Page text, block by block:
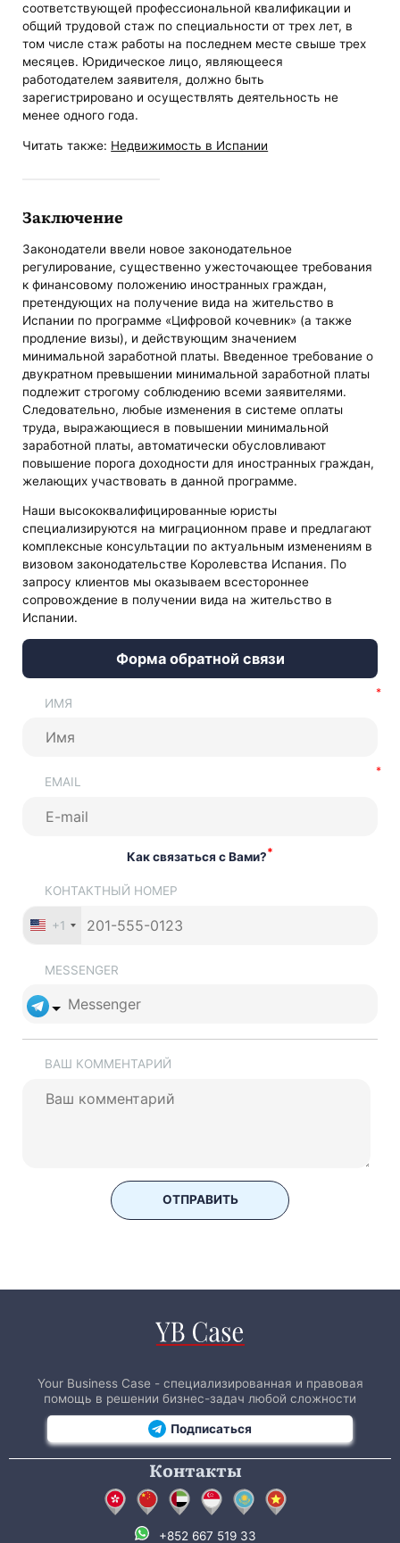
соответствующей профессиональной квалификации и
общий трудовой стаж по специальности от трех лет, в
том числе стаж работы на последнем месте свыше трех
месяцев. Юридическое лицо, являющееся
работодателем заявителя, должно быть
зарегистрировано и осуществлять деятельность не
менее одного года.
Читать также: Недвижимость в Испании
Заключение
Законодатели ввели новое законодательное
регулирование, существенно ужесточающее требования
к финансовому положению иностранных граждан,
претендующих на получение вида на жительство в
Испании по программе «Цифровой кочевник» (а также
продление визы), и действующим значением
минимальной заработной платы. Введенное требование о
двукратном превышении минимальной заработной платы
подлежит строгому соблюдению всеми заявителями.
Следовательно, любые изменения в системе оплаты
труда, выражающиеся в повышении минимальной
заработной платы, автоматически обусловливают
повышение порога доходности для иностранных граждан,
желающих участвовать в данной программе.
Наши высококвалифицированные юристы
специализируются на миграционном праве и предлагают
комплексные консультации по актуальным изменениям в
визовом законодательстве Королевства Испания. По
запросу клиентов мы оказываем всестороннее
сопровождение в получении вида на жительство в
Испании.
Форма обратной связи
ИМЯ
EMAIL
Как связаться с Вами?*
КОНТАКТНЫЙ НОМЕР
+1
MESSENGER
ВАШ КОММЕНТАРИЙ
ОТПРАВИТЬ
Your Business Case - специализированная и правовая
помощь в решении бизнес-задач любой сложности
Подписаться
Контакты
+852 667 519 33